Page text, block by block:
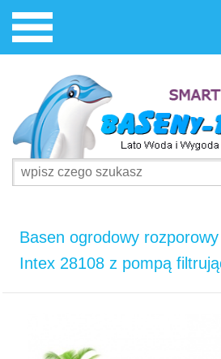
Basen ogrodowy
Intex 28108 z pompą